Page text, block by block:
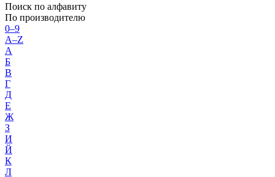
Поиск по алфавиту
По производителю
0–9
A–Z
А
Б
В
Г
Д
Е
Ж
З
И
Й
К
Л